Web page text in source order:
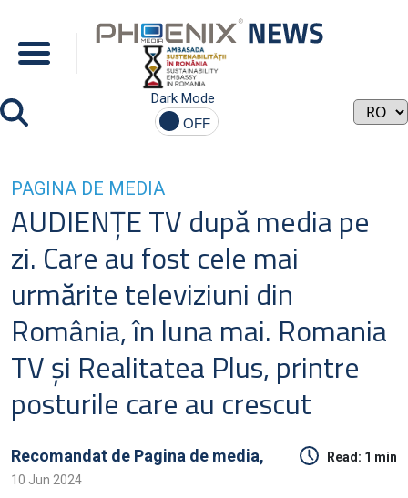
Dark Mode
PAGINA DE MEDIA
AUDIENŢE TV după media pe
zi. Care au fost cele mai
urmărite televiziuni din
România, în luna mai. Romania
TV şi Realitatea Plus, printre
posturile care au crescut
Recomandat de Pagina de media, Read: 1 min
10 Jun 2024